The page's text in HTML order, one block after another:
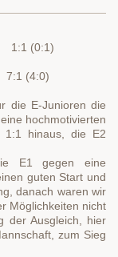
1:1 (0:1)
(4:0)
die E-Junioren die
hochmotivierten
1:1 hinaus, die E2
E1 gegen eine
guten Start und
danach waren wir
Möglichkeiten nicht
der Ausgleich, hier
zum Sieg